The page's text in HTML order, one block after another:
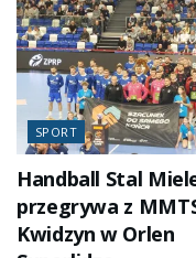
SPORT
Handball Stal
przegrywa z
Kwidzyn w Orlen